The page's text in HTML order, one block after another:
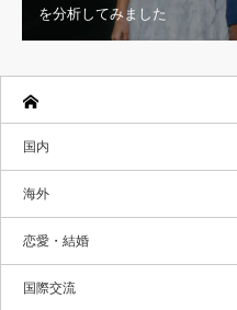
を分析してみました
国内
海外
恋愛・結婚
国際交流